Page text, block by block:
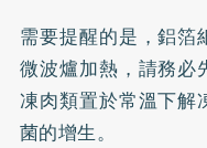
需要提醒的是，鋁箔
微波爐加熱，請務必
凍肉類置於常溫下解
菌的增生。